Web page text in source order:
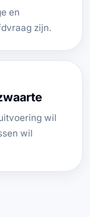
en
zijn.
wil
wil